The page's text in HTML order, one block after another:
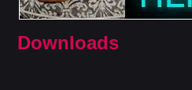
Downloads